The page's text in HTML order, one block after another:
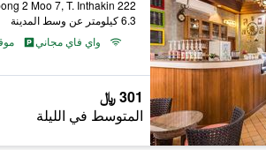
6.3 كيلومتر عن وسط المدينة
واي فاي مجاني
301 ﷼
المتوسط في الليلة